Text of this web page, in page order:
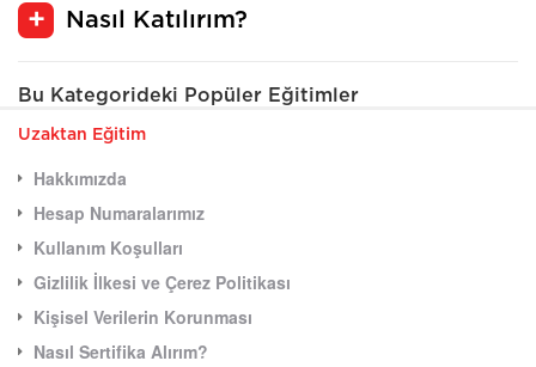
Nasıl Katılırım?
Bu Kategorideki Popüler Eğitimler
Uzaktan Eğitim
Hakkımızda
Hesap Numaralarımız
Kullanım Koşulları
Gizlilik İlkesi ve Çerez Politikası
Kişisel Verilerin Korunması
Nasıl Sertifika Alırım?